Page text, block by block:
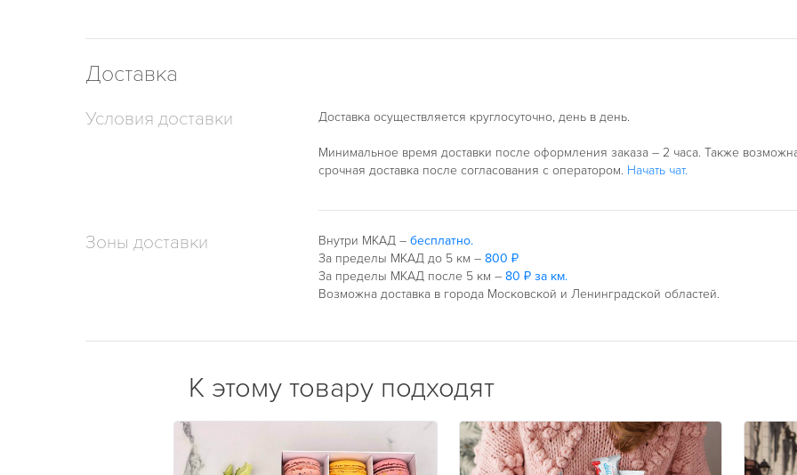
Доставка
Условия доставки Доставка осуществляется круглосуточно, день в день.
Минимальное время доставки после оформления заказа – 2 часа. Также
срочная доставка после согласования с оператором. Начать чат.
Зоны доставки Внутри МКАД – бесплатно.
За пределы МКАД до 5 км – 800 ₽
За пределы МКАД после 5 км – 80 ₽ за км.
Возможна доставка в города Московской и Ленинградской областей.
К этому товару подходят